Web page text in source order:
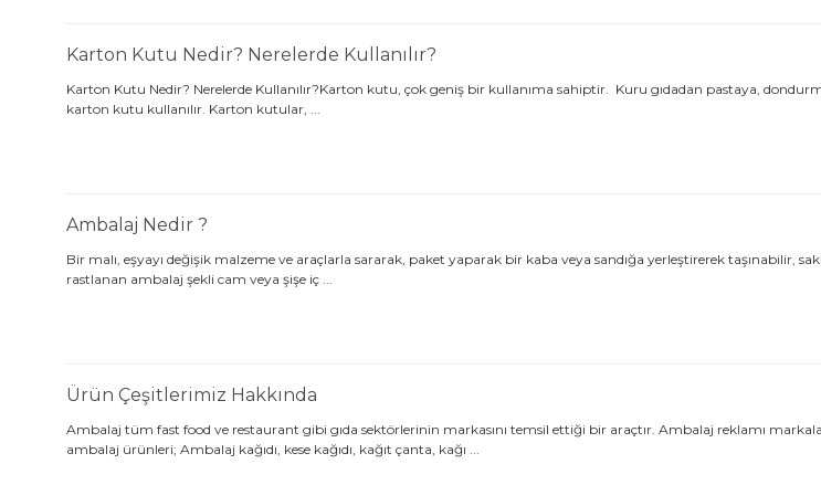
Karton Kutu Nedir? Nerelerde Kullanılır?
Karton Kutu Nedir? Nerelerde Kullanılır?Karton kutu, çok geniş bir kullanıma sahiptir. Kuru gıdadan pastaya,
karton kutu kullanılır. Karton kutular, ...
Ambalaj Nedir ?
Bir malı, eşyayı değişik malzeme ve araçlarla sararak, paket yaparak bir kaba veya sandığa yerleştirerek taşınabilir,
rastlanan ambalaj şekli cam veya şişe iç ...
Ürün Çeşitlerimiz Hakkında
Ambalaj tüm fast food ve restaurant gibi gıda sektörlerinin markasını temsil ettiği bir araçtır. Ambalaj reklamı
ambalaj ürünleri; Ambalaj kağıdı, kese kağıdı, kağıt çanta, kağı ...